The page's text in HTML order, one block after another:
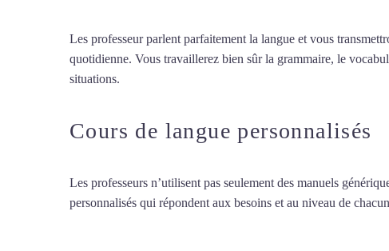
Les professeur parlent parfaitement la langue et vous
quotidienne. Vous travaillerez bien sûr la grammaire, le
situations.
Cours de langue personnalisés
Les professeurs n’utilisent pas seulement des manuels
personnalisés qui répondent aux besoins et au niveau de